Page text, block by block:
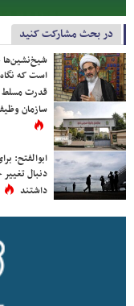
در بحث مشارکت کنید
شیخ‌نشین‌ها
است که
قدرت
سازمان
ابوالفتح:
دنبال
داشتند